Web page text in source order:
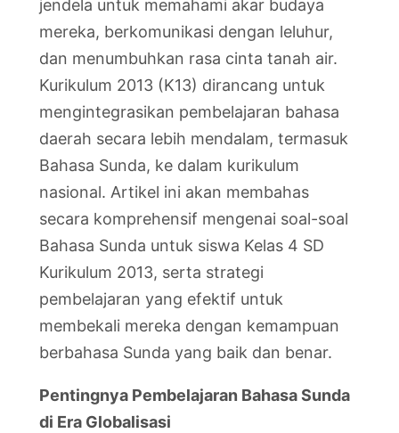
jendela untuk memahami akar budaya
mereka, berkomunikasi dengan leluhur,
dan menumbuhkan rasa cinta tanah air.
Kurikulum 2013 (K13) dirancang untuk
mengintegrasikan pembelajaran bahasa
daerah secara lebih mendalam, termasuk
Bahasa Sunda, ke dalam kurikulum
nasional. Artikel ini akan membahas
secara komprehensif mengenai soal-soal
Bahasa Sunda untuk siswa Kelas 4 SD
Kurikulum 2013, serta strategi
pembelajaran yang efektif untuk
membekali mereka dengan kemampuan
berbahasa Sunda yang baik dan benar.
Pentingnya Pembelajaran Bahasa Sunda
di Era Globalisasi